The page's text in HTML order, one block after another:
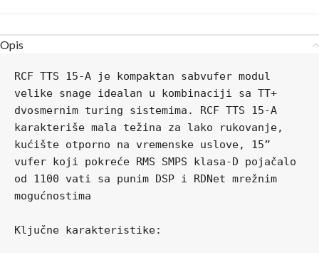
Opis
RCF TTS 15-A je kompaktan sabvufer modul
velike snage idealan u kombinaciji sa TT+
dvosmernim turing sistemima. RCF TTS 15-A
karakteriše mala težina za lako rukovanje,
kućište otporno na vremenske uslove, 15”
vufer koji pokreće RMS SMPS klasa-D pojačalo
od 1100 vati sa punim DSP i RDNet mrežnim
mogućnostima